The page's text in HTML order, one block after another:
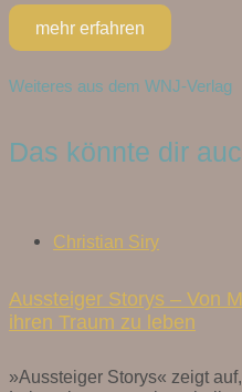
mehr erfahren
Weiteres aus dem WNJ-Verlag
Das könnte dir
Christian Siry
Aussteiger Storys – Von
ihren Traum zu leben
»Aussteiger Storys« zeigt